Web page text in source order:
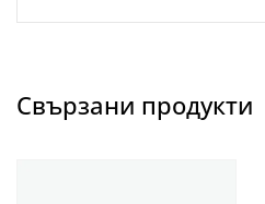
Свързани продукти